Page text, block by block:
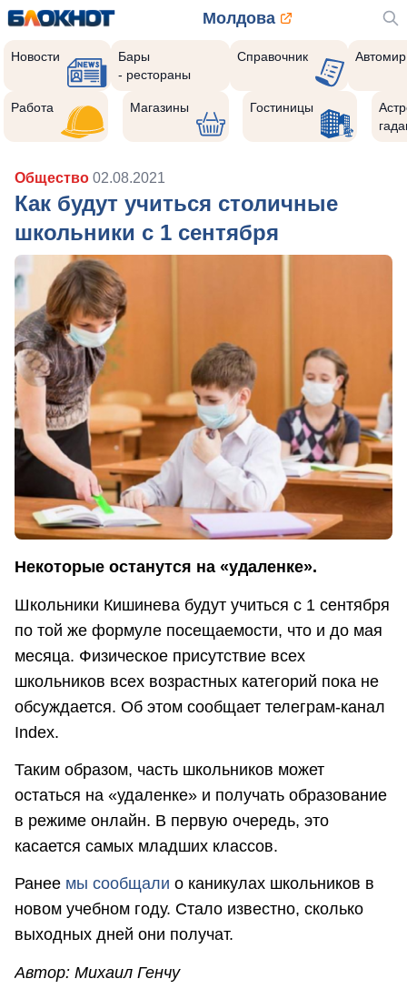
Молдова
Новости
Бары
- рестораны
Справочник Автомир
Работа Магазины Гостиницы
Общество 02.08.2021
Как будут учиться столичные
школьники с 1 сентября
Некоторые останутся на «удаленке».
Школьники Кишинева будут учиться с 1 сентября
по той же формуле посещаемости, что и до мая
месяца. Физическое присутствие всех
школьников всех возрастных категорий пока не
обсуждается. Об этом сообщает телеграм-канал
Index.
Таким образом, часть школьников может
остаться на «удаленке» и получать образование
в режиме онлайн. В первую очередь, это
касается самых младших классов.
Ранее мы сообщали о каникулах школьников в
новом учебном году. Стало известно, сколько
выходных дней они получат.
Автор: Михаил Генчу